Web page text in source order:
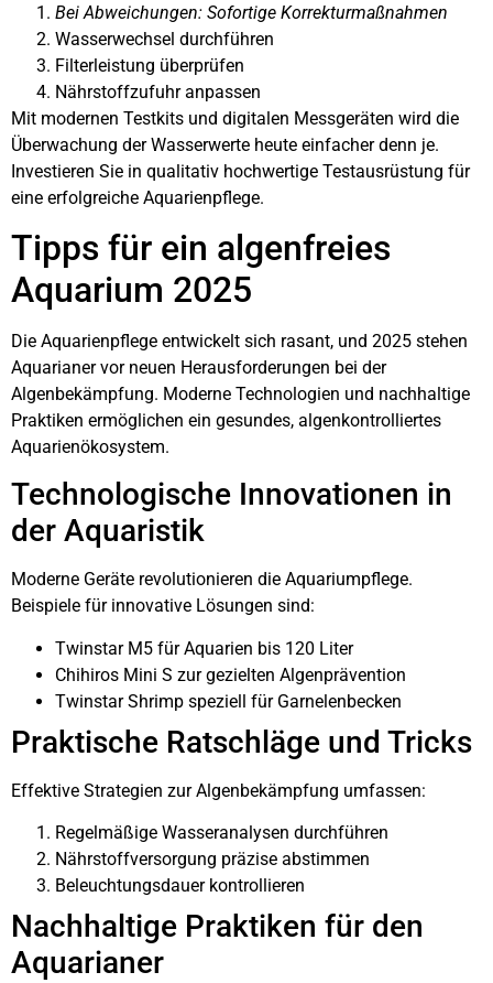
Bei Abweichungen: Sofortige Korrekturmaßnahmen
Wasserwechsel durchführen
Filterleistung überprüfen
Nährstoffzufuhr anpassen
Mit modernen Testkits und digitalen Messgeräten wird die
Überwachung der Wasserwerte heute einfacher denn je.
Investieren Sie in qualitativ hochwertige Testausrüstung für
eine erfolgreiche Aquarienpflege.
Tipps für ein algenfreies
Aquarium 2025
Die Aquarienpflege entwickelt sich rasant, und 2025 stehen
Aquarianer vor neuen Herausforderungen bei der
Algenbekämpfung. Moderne Technologien und nachhaltige
Praktiken ermöglichen ein gesundes, algenkontrolliertes
Aquarienökosystem.
Technologische Innovationen in
der Aquaristik
Moderne Geräte revolutionieren die Aquariumpflege.
Beispiele für innovative Lösungen sind:
Twinstar M5 für Aquarien bis 120 Liter
Chihiros Mini S zur gezielten Algenprävention
Twinstar Shrimp speziell für Garnelenbecken
Praktische Ratschläge und Tricks
Effektive Strategien zur Algenbekämpfung umfassen:
Regelmäßige Wasseranalysen durchführen
Nährstoffversorgung präzise abstimmen
Beleuchtungsdauer kontrollieren
Nachhaltige Praktiken für den
Aquarianer